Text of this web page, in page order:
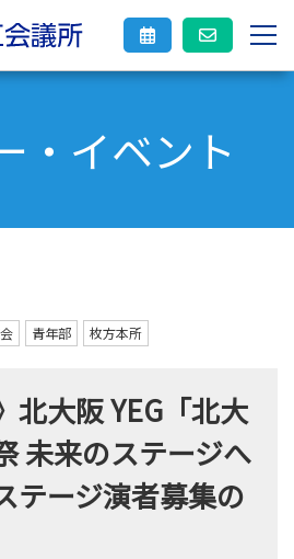
・イベント
青年部 枚方本所
北⼤阪 YEG「北大
未来のステージへ
テージ演者募集の